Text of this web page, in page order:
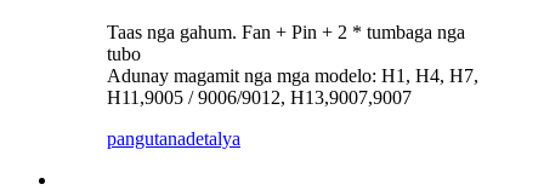
Taas nga gahum. Fan + Pin + 2 * tumbaga nga
tubo
Adunay magamit nga mga modelo: H1, H4, H7,
H11,9005 / 9006/9012, H13,9007,9007
pangutanadetalya